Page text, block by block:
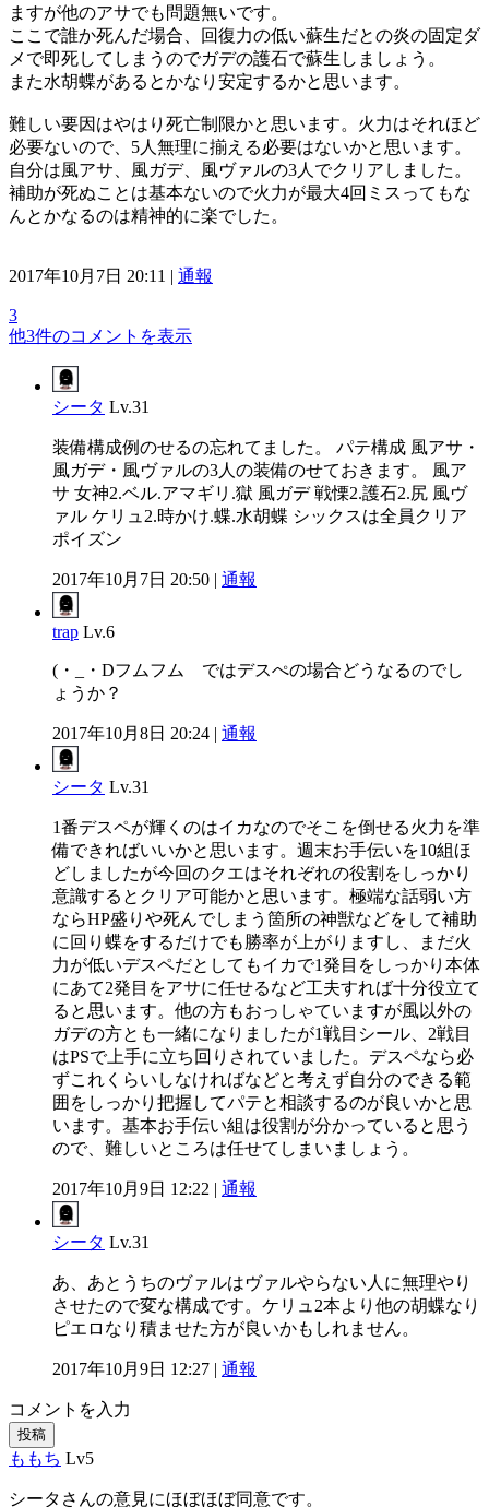
ますが他のアサでも問題無いです。
ここで誰か死んだ場合、回復力の低い蘇生だとの炎の固定ダ
メで即死してしまうのでガデの護石で蘇生しましょう。
また水胡蝶があるとかなり安定するかと思います。
難しい要因はやはり死亡制限かと思います。火力はそれほど
必要ないので、5人無理に揃える必要はないかと思います。
自分は風アサ、風ガデ、風ヴァルの3人でクリアしました。
補助が死ぬことは基本ないので火力が最大4回ミスってもな
んとかなるのは精神的に楽でした。
2017年10月7日 20:11 | 通報
3
他3件のコメントを表示
シータ Lv.31
装備構成例のせるの忘れてました。 パテ構成 風アサ・
風ガデ・風ヴァルの3人の装備のせておきます。 風ア
サ 女神2.ベル.アマギリ.獄 風ガデ 戦慄2.護石2.尻 風ヴ
ァル ケリュ2.時かけ.蝶.水胡蝶 シックスは全員クリア
ポイズン
2017年10月7日 20:50 | 通報
trap Lv.6
(・_・Dフムフム ではデスぺの場合どうなるのでし
ょうか？
2017年10月8日 20:24 | 通報
シータ Lv.31
1番デスペが輝くのはイカなのでそこを倒せる火力を準
備できればいいかと思います。週末お手伝いを10組ほ
どしましたが今回のクエはそれぞれの役割をしっかり
意識するとクリア可能かと思います。極端な話弱い方
ならHP盛りや死んでしまう箇所の神獣などをして補助
に回り蝶をするだけでも勝率が上がりますし、まだ火
力が低いデスペだとしてもイカで1発目をしっかり本体
にあて2発目をアサに任せるなど工夫すれば十分役立て
ると思います。他の方もおっしゃていますが風以外の
ガデの方とも一緒になりましたが1戦目シール、2戦目
はPSで上手に立ち回りされていました。デスペなら必
ずこれくらいしなければなどと考えず自分のできる範
囲をしっかり把握してパテと相談するのが良いかと思
います。基本お手伝い組は役割が分かっていると思う
ので、難しいところは任せてしまいましょう。
2017年10月9日 12:22 | 通報
シータ Lv.31
あ、あとうちのヴァルはヴァルやらない人に無理やり
させたので変な構成です。ケリュ2本より他の胡蝶なり
ピエロなり積ませた方が良いかもしれません。
2017年10月9日 12:27 | 通報
コメントを入力
投稿
ももち Lv5
シータさんの意見にほぼほぼ同意です。